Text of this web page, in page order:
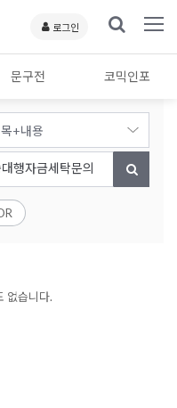
로그인
문구전 코믹인포
없습니다.